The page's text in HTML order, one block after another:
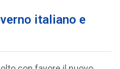
italiano e